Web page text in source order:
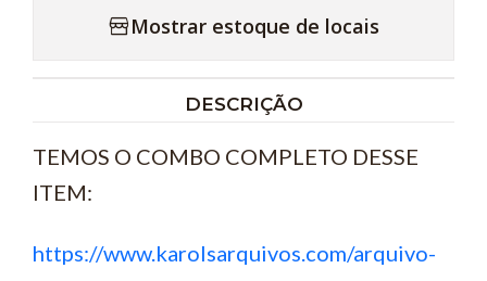
Mostrar estoque de locais
DESCRIÇÃO
TEMOS O COMBO COMPLETO DESSE
ITEM:
https://www.karolsarquivos.com/arquivo-